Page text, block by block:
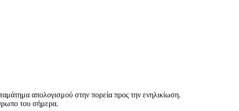
απολογισμού στην πορεία προς την ενηλικίωση.
του σήμερα.